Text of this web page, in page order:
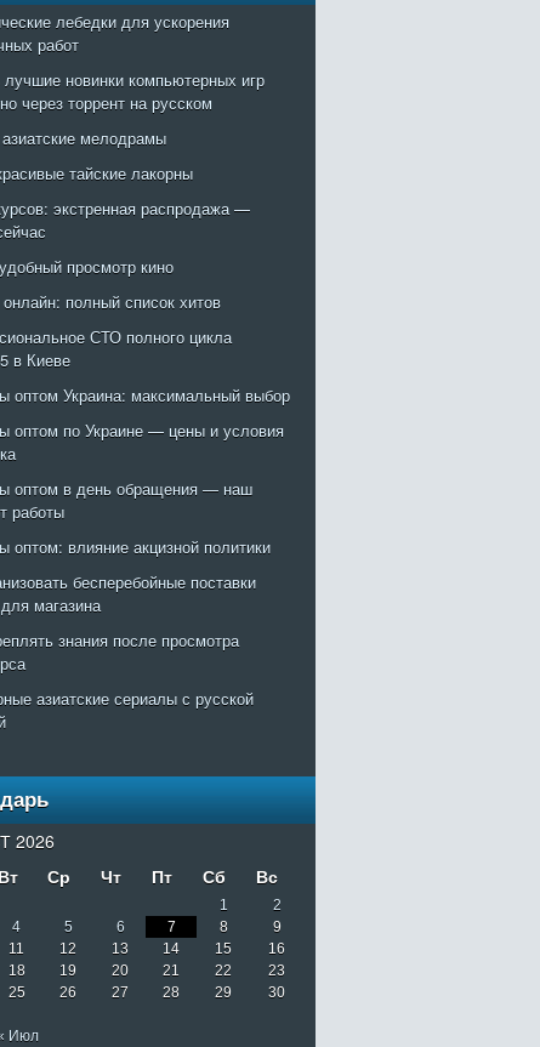
лебедки для ускорения
работ
лучшие новинки компьютерных игр
через торрент на русском
мелодрамы
тайские лакорны
экстренная распродажа —
просмотр кино
полный список хитов
СТО полного цикла
в Киеве
оптом Украина: максимальный выбор
оптом по Украине — цены и условия
оптом в день обращения — наш
работы
оптом: влияние акцизной политики
бесперебойные поставки
магазина
знания после просмотра
азиатские сериалы с русской
2026
Вт Ср Чт Пт Сб Вс
Июл
1
2
4 5 6 7 8
9
11 12 13 14 15
16
18 19 20 21 22
23
25 26 27 28 29
30